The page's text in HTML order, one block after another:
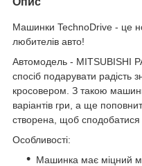
Машинки TechnoDrive - це
любителів авто!
Автомодель - MITSUBISHI
спосіб подарувати радість
кросовером. З такою
варіантів гри, а ще
створена, щоб
Особливості:
Машинка має міцний